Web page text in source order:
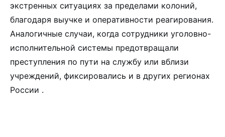
экстренных ситуациях за пределами колоний,
благодаря выучке и оперативности реагирования.
Аналогичные случаи, когда сотрудники уголовно-
исполнительной системы предотвращали
преступления по пути на службу или вблизи
учреждений, фиксировались и в других регионах
России .